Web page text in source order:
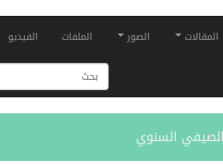
المقالات الصور الملفات الفيديو